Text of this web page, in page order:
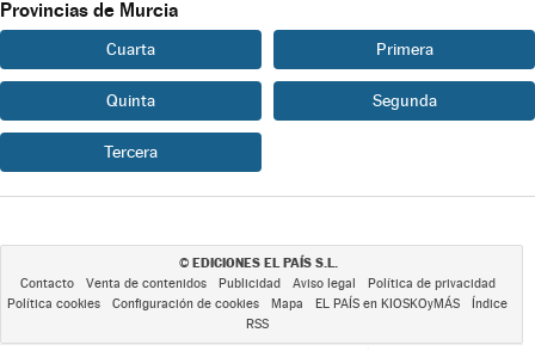
Provincias de Murcia
Cuarta Primera
Quinta Segunda
Tercera
© EDICIONES EL PAÍS S.L.
Contacto Venta de contenidos Publicidad Aviso legal
Política de privacidad
Política cookies
Configuración de cookies Mapa EL PAÍS en KIOSKOyMÁS
Índice
RSS